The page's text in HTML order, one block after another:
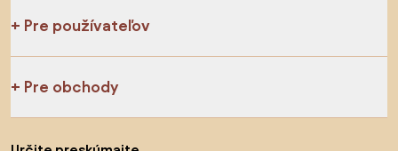
Pre používateľov
Pre obchody